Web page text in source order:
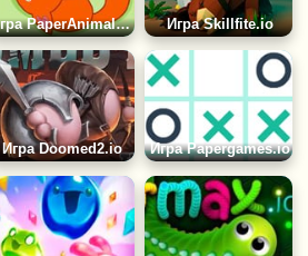
Игра PaperAnimals.io Игра Skillfite.io
Игра Doomed2.io Игра Papergames.io